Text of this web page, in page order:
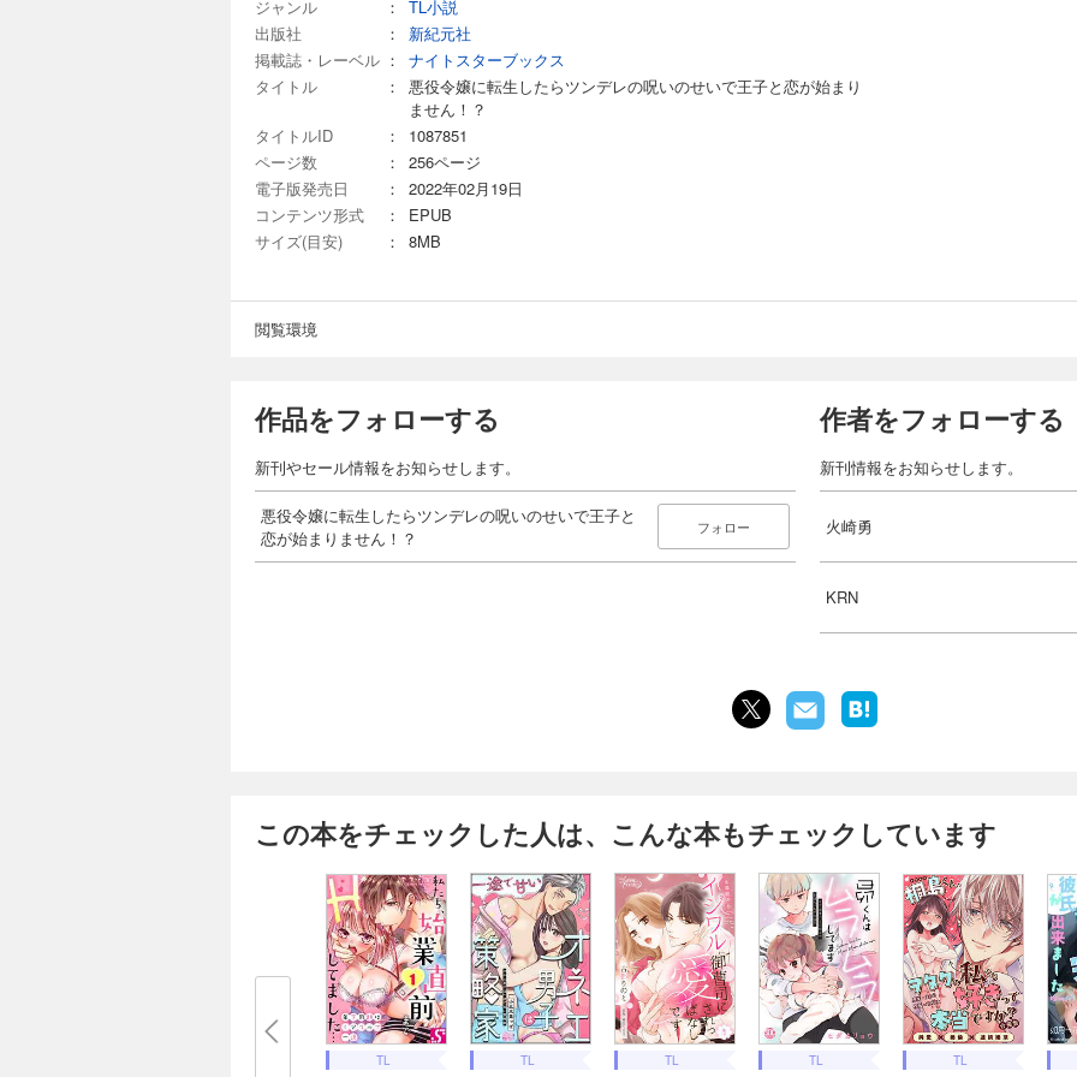
ジャンル ：
TL小説
出版社
：
新紀元社
掲載誌・レーベル ：
ナイトスターブックス
タイトル
：
悪役令嬢に転生したらツンデレの呪いのせいで王子と恋が始まり
ません！？
タイトルID
：
1087851
ページ数
：
256ページ
電子版発売日
：
2022年02月19日
コンテンツ形式
：
EPUB
サイズ(目安)
： 8MB
閲覧環境
作品をフォローする
新刊やセール情報をお知らせします。
悪役令嬢に転生したらツンデレの呪いのせいで王子と
恋が始まりません！？
フォロー
作者をフォローする
新刊情報をお知らせします。
火崎勇
KRN
この本をチェックした人は、こんな本もチェックしています
TL TL TL TL TL